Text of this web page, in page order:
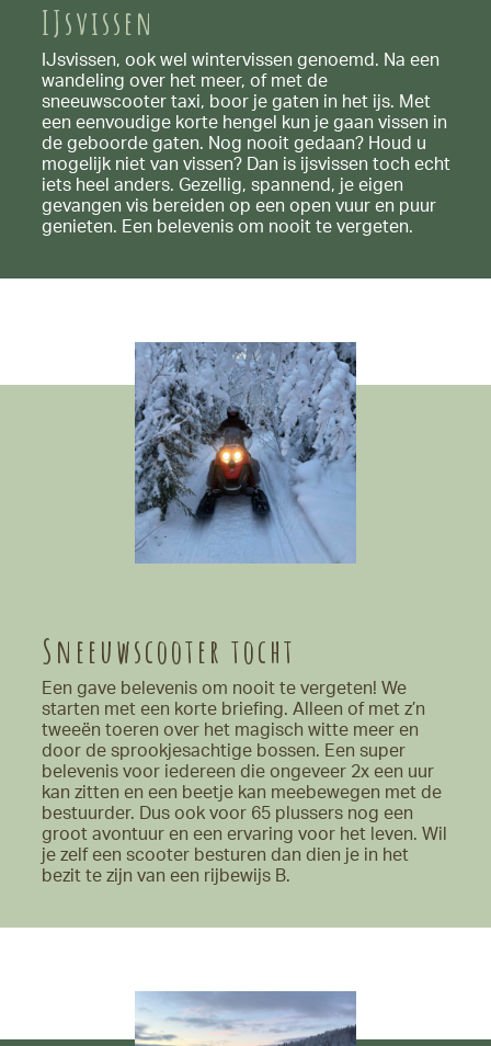
IJsvissen
IJsvissen, ook wel wintervissen genoemd. Na een
wandeling over het meer, of met de
sneeuwscooter taxi, boor je gaten in het ijs. Met
een eenvoudige korte hengel kun je gaan vissen in
de geboorde gaten. Nog nooit gedaan? Houd u
mogelijk niet van vissen? Dan is ijsvissen toch echt
iets heel anders. Gezellig, spannend, je eigen
gevangen vis bereiden op een open vuur en puur
genieten. Een belevenis om nooit te vergeten.
Sneeuwscooter tocht
Een gave belevenis om nooit te vergeten! We
starten met een korte briefing. Alleen of met z’n
tweeën toeren over het magisch witte meer en
door de sprookjesachtige bossen. Een super
belevenis voor iedereen die ongeveer 2x een uur
kan zitten en een beetje kan meebewegen met de
bestuurder. Dus ook voor 65 plussers nog een
groot avontuur en een ervaring voor het leven. Wil
je zelf een scooter besturen dan dien je in het
bezit te zijn van een rijbewijs B.